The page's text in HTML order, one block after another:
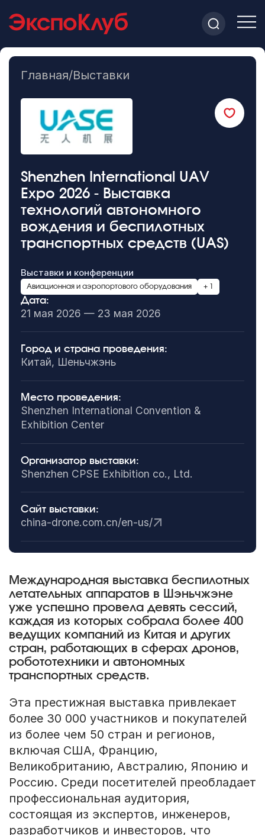
Главная/Выставки
Shenzhen International UAV
Expo 2026 - Выставка
технологий автономного
вождения и беспилотных
транспортных средств (UAS)
Выставки и конференции
Авиационная и аэропортового оборудования + 1
Дата:
21 мая 2026 — 23 мая 2026
Город и страна проведения:
Китай, Шеньчжэнь
Место проведения:
Shenzhen International Convention &
Exhibition Center
Организатор выставки:
Shenzhen CPSE Exhibition co., Ltd.
Сайт выставки:
china-drone.com.cn/en-us/
Международная выставка беспилотных
летательных аппаратов в Шэньчжэне
уже успешно провела девять сессий,
каждая из которых собрала более 400
ведущих компаний из Китая и других
стран, работающих в сферах дронов,
робототехники и автономных
транспортных средств.
Эта престижная выставка привлекает
более 30 000 участников и покупателей
из более чем 50 стран и регионов,
включая США, Францию,
Великобританию, Австралию, Японию и
Россию. Среди посетителей преобладает
профессиональная аудитория,
состоящая из экспертов, инженеров,
разработчиков и инвесторов, что